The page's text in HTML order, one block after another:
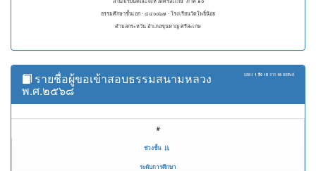
ธรรมศึกษาชั้นเอก - ๔๔๐๐๖๗ - โรงเรียนวัดโพธิ์น้อย
ตำบลกระหวัน อำเภอขุนหาญ ศรีสะเกษ
แสดง 1 ถึง 18 จาก 18 ผลลัพธ์
รายชื่อผู้ขอเข้าสอบธรรมสนามหลวง
พ.ศ.๒๕๖๘
#
ช่วงชั้น
ระดับการศึกษา